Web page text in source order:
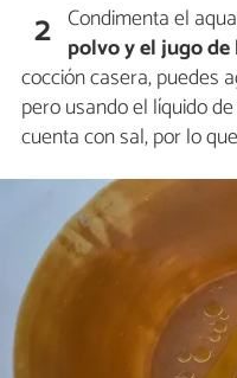
2 Condimenta el
polvo y el jugo
cocción casera, puedes
pero usando el líquido
cuenta con sal, por lo